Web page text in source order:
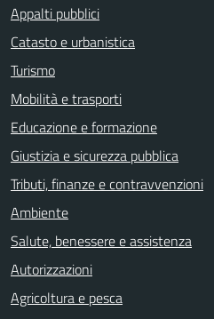
Appalti pubblici
Catasto e urbanistica
Turismo
Mobilità e trasporti
Educazione e formazione
Giustizia e sicurezza pubblica
Tributi, finanze e contravvenzioni
Ambiente
Salute, benessere e assistenza
Autorizzazioni
Agricoltura e pesca